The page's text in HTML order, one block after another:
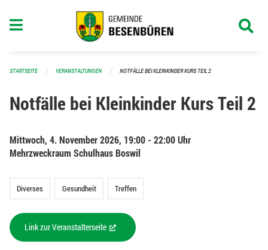
STARTSEITE VERANSTALTUNGEN NOTFÄLLE BEI KLEINKINDER KURS TEIL 2
Notfälle bei Kleinkinder Kurs Teil 2
Mittwoch, 4. November 2026, 19:00 - 22:00 Uhr
Mehrzweckraum Schulhaus Boswil
Diverses Gesundheit Treffen
Link zur Veranstalterseite (External Link)